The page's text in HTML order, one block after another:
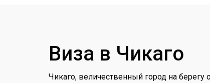
Виза в Чикаго
Чикаго, величественный город на